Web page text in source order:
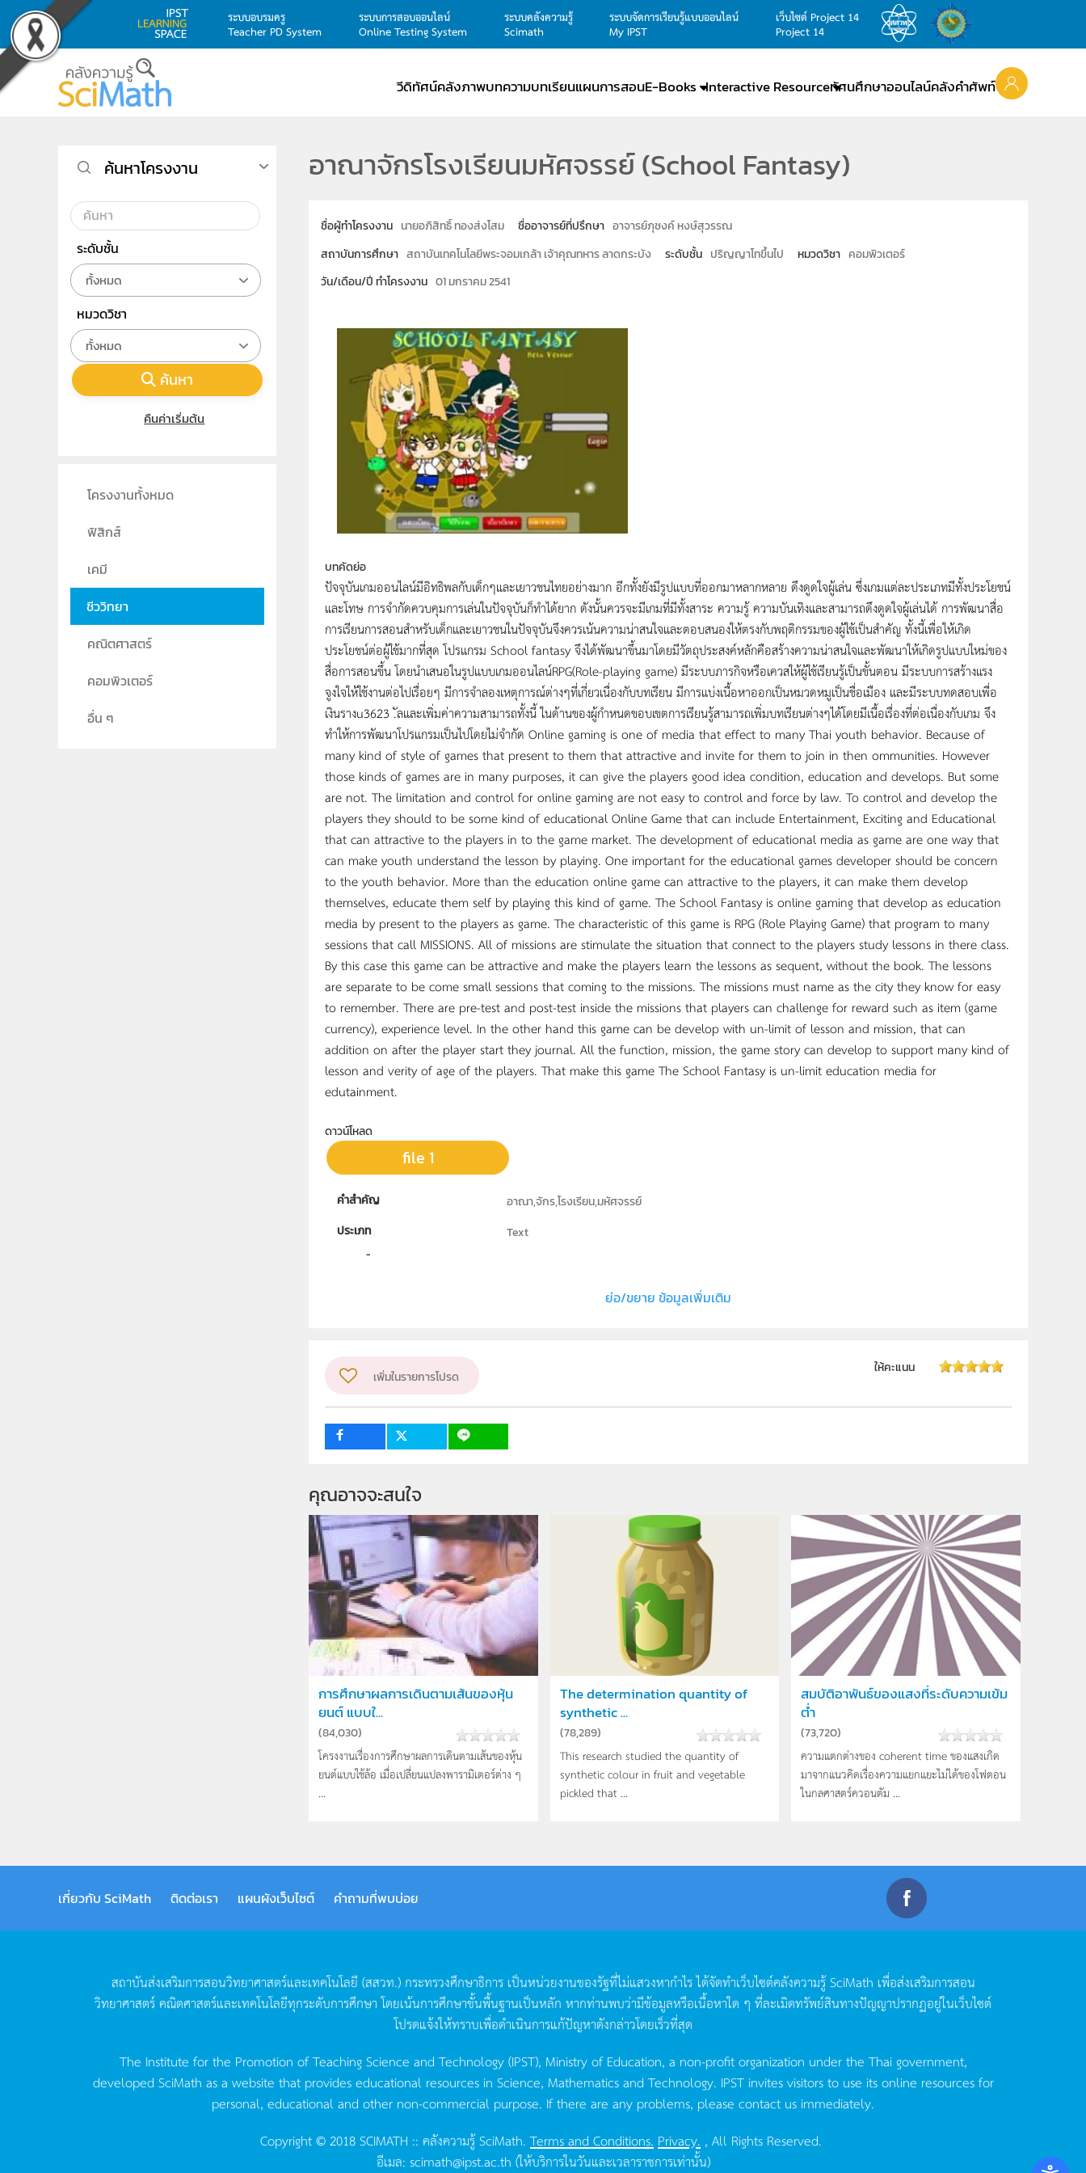
Skip to main content
ระบบอบรมครู
Teacher PD System
ระบบการสอบออนไลน์
Online Testing System
ระบบคลังความรู้
Scimath
ระบบจัดการเรียนรู้แบบออนไลน์
My IPST
เว็บไซต์ Project 14
Project 14
วีดิทัศน์คลังภาพบทความบทเรียนแผนการสอนE-Books Interactive Resourceทัศนศึกษาออนไลน์คลังคำศัพท์
อาณาจักรโรงเรียนมหัศจรรย์ (School Fantasy)
ชื่อผู้ทำโครงงาน นายอภิสิทธิ์ ทองส่งโสม ชื่ออาจารย์ที่ปรึกษา อาจารย์ภุชงค์ หงษ์สุวรรณ
สถาบันการศึกษา สถาบันเทคโนโลยีพระจอมเกล้า เจ้าคุณทหาร ลาดกระบัง ระดับชั้น ปริญญาโทขึ้นไป หมวดวิชา คอมพิวเตอร์
วัน/เดือน/ปี ทำโครงงาน 01 มกราคม 2541
บทคัดย่อ
ปัจจุบันเกมออนไลน์มีอิทธิพลกับเด็กๆและเยาวชนไทยอย่างมาก อีกทั้งยังมีรูปแบบที่ออกมาหลากหลาย ดึงดูดใจผู้เล่น ซึ่งเกมแต่ละประเภทมีทั้งประโยชน์
และโทษ การจำกัดควบคุมการเล่นในปัจจุบันก็ทำได้ยาก ดังนั้นควรจะมีเกมที่มีทั้งสาระ ความรู้ ความบันเทิงและสามารถดึงดูดใจผู้เล่นได้ การพัฒนาสื่อ
การเรียนการสอนสำหรับเด็กและเยาวชนในปัจจุบันจึงควรเน้นความน่าสนใจและตอบสนองให้ตรงกับพฤติกรรมของผู้ใช้เป็นสำคัญ ทั้งนี้เพื่อให้เกิด
ประโยชน์ต่อผู้ใช้มากที่สุด โปรแกรม School fantasy จึงได้พัฒนาขึ้นมาโดยมีวัตถุประสงค์หลักคือสร้างความน่าสนใจและพัฒนาให้เกิดรูปแบบใหม่ของ
สื่อการสอนขึ้น โดยนำเสนอในรูปแบบเกมออนไลน์RPG(Role-playing game) มีระบบภารกิจหรือเควสให้ผู้ใช้เรียนรู้เป็นขั้นตอน มีระบบการสร้างแรง
จูงใจให้ใช้งานต่อไปเรื่อยๆ มีการจำลองเหตุการณ์ต่างๆที่เกี่ยวเนื่องกับบทเรียน มีการแบ่งเนื้อหาออกเป็นหมวดหมูเป็นชื่อเมือง และมีระบบทดสอบเพื่อ
เงินรางu3623 .ัลและเพิ่มค่าความสามารถทั้งนี้ ในด้านของผู้กำหนดขอบเขตการเรียนรู้สามารถเพิ่มบทเรียนต่างๆได้โดยมีเนื้อเรื่องที่ต่อเนื่องกับเกม จึง
ทำให้การพัฒนาโปรแกรมเป็นไปโดยไม่จำกัด Online gaming is one of media that effect to many Thai youth behavior. Because of
many kind of style of games that present to them that attractive and invite for them to join in then ommunities. However
those kinds of games are in many purposes, it can give the players good idea condition, education and develops. But some
are not. The limitation and control for online gaming are not easy to control and force by law. To control and develop the
players they should to be some kind of educational Online Game that can include Entertainment, Exciting and Educational
that can attractive to the players in to the game market. The development of educational media as game are one way that
can make youth understand the lesson by playing. One important for the educational games developer should be concern
to the youth behavior. More than the education online game can attractive to the players, it can make them develop
themselves, educate them self by playing this kind of game. The School Fantasy is online gaming that develop as education
media by present to the players as game. The characteristic of this game is RPG (Role Playing Game) that program to many
sessions that call MISSIONS. All of missions are stimulate the situation that connect to the players study lessons in there class.
By this case this game can be attractive and make the players learn the lessons as sequent, without the book. The lessons
are separate to be come small sessions that coming to the missions. The missions must name as the city they know for easy
to remember. There are pre-test and post-test inside the missions that players can challenge for reward such as item (game
currency), experience level. In the other hand this game can be develop with un-limit of lesson and mission, that can
addition on after the player start they journal. All the function, mission, the game story can develop to support many kind of
lesson and verity of age of the players. That make this game The School Fantasy is un-limit education media for
edutainment.
ดาวน์โหลด
file 1
คำสำคัญ
อาณา,จักร,โรงเรียน,มหัศจรรย์
ประเภท
Text
นายอภิสิทธิ์ ทองส่งโสมย่อ/ขยาย ข้อมูลเพิ่มเติม
เพิ่มในรายการโปรด
ให้คะแนน
คุณอาจจะสนใจ
การศึกษาผลการเดินตามเส้นของหุ้น
ยนต์ แบบใ...
(84,030)
โครงงานเรื่องการศึกษาผลการเดินตามเส้นของหุ้น
ยนต์แบบใช้ล้อ เมื่อเปลี่ยนแปลงพารามิเตอร์ต่าง ๆ
...
The determination quantity of
synthetic ...
(78,289)
This research studied the quantity of
synthetic colour in fruit and vegetable
pickled that ...
สมบัติอาพันธ์ของแสงที่ระดับความเข้ม
ต่ำ
(73,720)
ความแตกต่างของ coherent time ของแสงเกิด
มาจากแนวคิดเรื่องความแยกแยะไม่ได้ของโฟตอน
ในกลศาสตร์ควอนตัม ...
ค้นหาโครงงาน
ระดับชั้น
ทั้งหมด
หมวดวิชา
ทั้งหมด
ค้นหา
คืนค่าเริ่มต้น
โครงงานทั้งหมด
ฟิสิกส์
เคมี
ชีววิทยา
คณิตศาสตร์
คอมพิวเตอร์
อื่น ๆ
เกี่ยวกับ SciMath ติดต่อเรา แผนผังเว็บไซต์ คำถามที่พบบ่อย
สถาบันส่งเสริมการสอนวิทยาศาสตร์และเทคโนโลยี (สสวท.) กระทรวงศึกษาธิการ เป็นหน่วยงานของรัฐที่ไม่แสวงหากำไรได้จัดทำเว็บไซต์คลังความรู้SciMath เพื่อส่งเสริมการสอน
วิทยาศาสตร์คณิตศาสตร์และเทคโนโลยีทุกระดับการศึกษา โดยเน้นการศึกษาขั้นพื้นฐานเป็นหลัก หากท่านพบว่ามีข้อมูลหรือเนื้อหาใด ๆ ที่ละเมิดทรัพย์สินทางปัญญาปรากฏอยู่ในเว็บไซต์
โปรดแจ้งให้ทราบเพื่อดำเนินการแก้ปัญหาดังกล่าวโดยเร็วที่สุด
The Institute for the Promotion of Teaching Science and Technology (IPST), Ministry of Education, a non-profit organization under the Thai government,
developed SciMath as a website that provides educational resources in Science, Mathematics and Technology. IPST invites visitors to use its online resources for
personal, educational and other non-commercial purpose. If there are any problems, please contact us immediately.
Copyright © 2018 SCIMATH :: คลังความรู้ SciMath.Terms and Conditions. Privacy. , All Rights Reserved.
อีเมล: scimath@ipst.ac.th (ให้บริการในวันและเวลาราชการเท่านั้น)